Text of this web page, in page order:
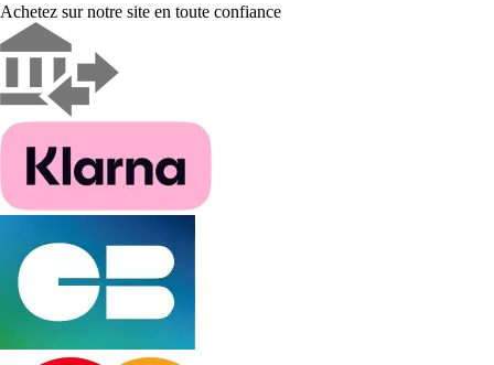
Achetez sur notre site en toute confiance